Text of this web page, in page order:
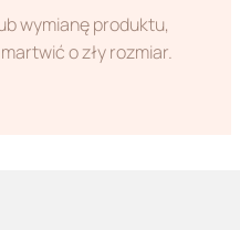
wymianę produktu,
o zły rozmiar.